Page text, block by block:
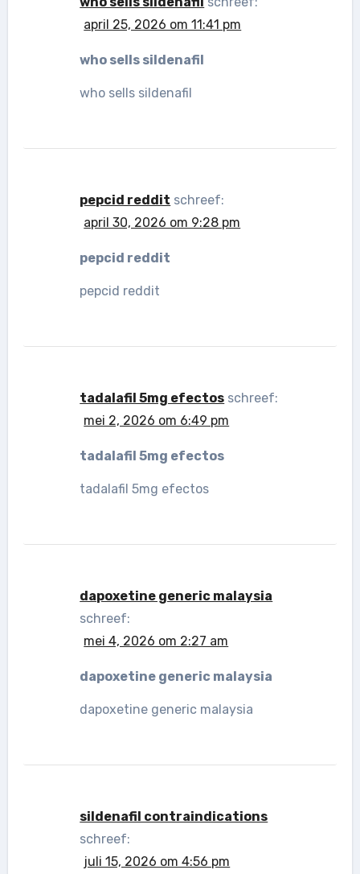
april 25, 2026 om 11:41 pm
who sells sildenafil
who sells sildenafil
pepcid reddit schreef:
april 30, 2026 om 9:28 pm
pepcid reddit
pepcid reddit
tadalafil 5mg efectos schreef:
mei 2, 2026 om 6:49 pm
tadalafil 5mg efectos
tadalafil 5mg efectos
dapoxetine generic malaysia
schreef:
mei 4, 2026 om 2:27 am
dapoxetine generic malaysia
dapoxetine generic malaysia
sildenafil contraindications
schreef:
juli 15, 2026 om 4:56 pm